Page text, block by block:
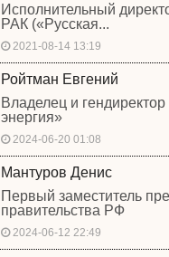
Исполнительный
РАК («Русская...
2021-08-14 13:19
Ройтман Евгений
Владелец и
энергия»
2024-06-20 01:08
Мантуров Денис
Первый заместитель
правительства РФ
2024-06-12 22:49